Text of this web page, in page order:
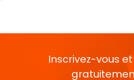
Inscrivez-vous